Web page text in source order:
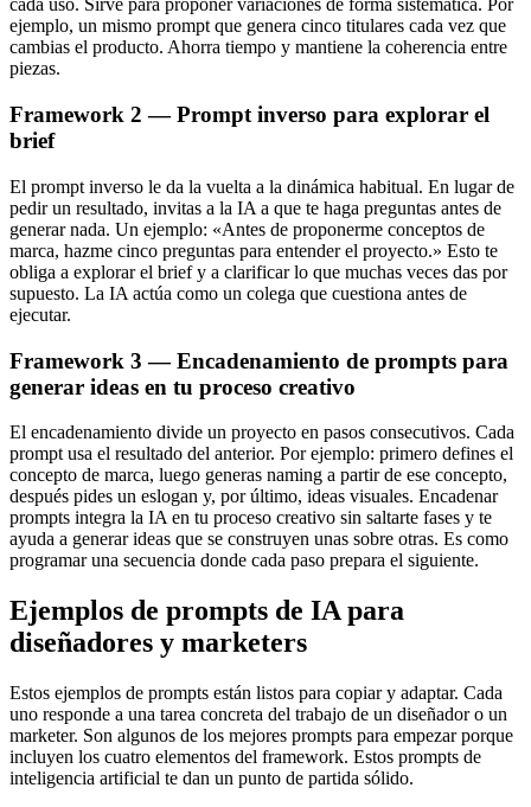
cada uso. Sirve para proponer variaciones de forma sistemática. Por
ejemplo, un mismo prompt que genera cinco titulares cada vez que
cambias el producto. Ahorra tiempo y mantiene la coherencia entre
piezas.
Framework 2 — Prompt inverso para explorar el
brief
El prompt inverso le da la vuelta a la dinámica habitual. En lugar de
pedir un resultado, invitas a la IA a que te haga preguntas antes de
generar nada. Un ejemplo: «Antes de proponerme conceptos de
marca, hazme cinco preguntas para entender el proyecto.» Esto te
obliga a explorar el brief y a clarificar lo que muchas veces das por
supuesto. La IA actúa como un colega que cuestiona antes de
ejecutar.
Framework 3 — Encadenamiento de prompts para
generar ideas en tu proceso creativo
El encadenamiento divide un proyecto en pasos consecutivos. Cada
prompt usa el resultado del anterior. Por ejemplo: primero defines el
concepto de marca, luego generas naming a partir de ese concepto,
después pides un eslogan y, por último, ideas visuales. Encadenar
prompts integra la IA en tu proceso creativo sin saltarte fases y te
ayuda a generar ideas que se construyen unas sobre otras. Es como
programar una secuencia donde cada paso prepara el siguiente.
Ejemplos de prompts de IA para
diseñadores y marketers
Estos ejemplos de prompts están listos para copiar y adaptar. Cada
uno responde a una tarea concreta del trabajo de un diseñador o un
marketer. Son algunos de los mejores prompts para empezar porque
incluyen los cuatro elementos del framework. Estos prompts de
inteligencia artificial te dan un punto de partida sólido.